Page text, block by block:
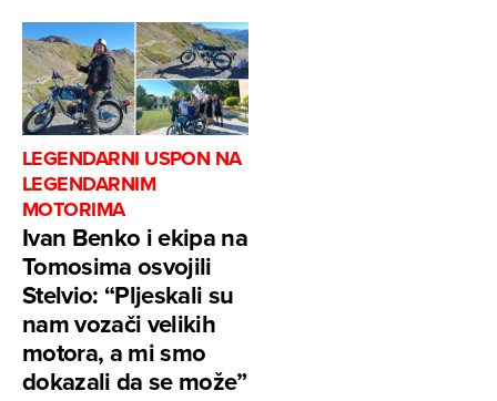
LEGENDARNI USPON NA
LEGENDARNIM
MOTORIMA
Ivan Benko i ekipa na
Tomosima osvojili
Stelvio: “Pljeskali su
nam vozači velikih
motora, a mi smo
dokazali da se može”